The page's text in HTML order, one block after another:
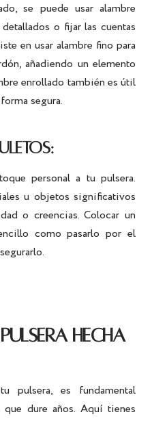
se puede usar alambre
o fijar las cuentas
en usar alambre fino para
añadiendo un elemento
enrollado también es útil
segura.
personal a tu pulsera.
u objetos significativos
o creencias. Colocar un
como pasarlo por el
HECHA
pulsera, es fundamental
que dure años. Aquí tienes